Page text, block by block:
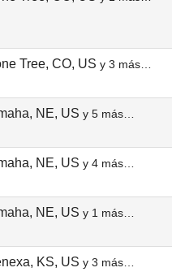
Tree, CO, US y 3 más…
NE, US y 5 más…
NE, US y 4 más…
NE, US y 1 más…
KS, US y 3 más…